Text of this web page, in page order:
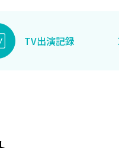
TV出演記録